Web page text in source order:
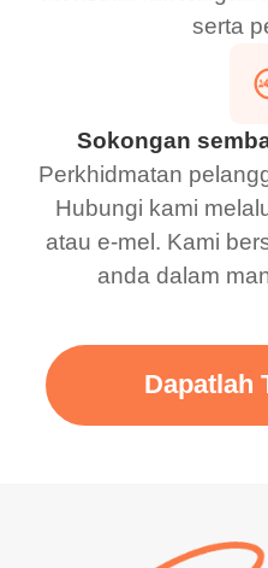
serta
Sokongan
Perkhidmatan
Hubungi kami
atau e-mel. Kami
anda dalam
Dapatlah